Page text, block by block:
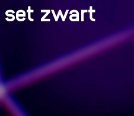
set zwart